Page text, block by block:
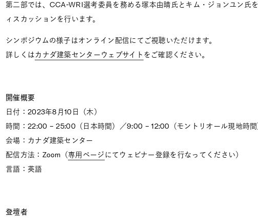
第二部では、CCA-WRI選考委員を務める塚本由晴氏とキム・ジョンユン氏
ィスカッションを行います。
シンポジウムの様子はオンライン配信にてご視聴いただけます。
詳しくはカナダ建築センターウェブサイト をご確認ください。
開催概要
日付：2023年8月10日（木）
時間：22:00 – 25:00（日本時間）／9:00 – 12:00（モントリオール現地時間
会場：カナダ建築センター
配信方法：Zoom（専用ページ にてウェビナー登録を行なってください）
言語：英語
登壇者